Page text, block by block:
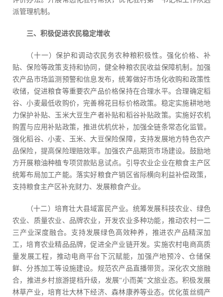
派管理机制。
三、积极促进农民稳定增收
（十一）保护和调动农民务农种粮积极性。强化价格、补
贴、保险等政策支持和协同，健全种粮农民收益保障机制。加强
农产品市场监测预警和信息发布，统筹做好市场化收购和政策性
收储，促进粮食等重要农产品价格保持在合理水平。合理确定稻
谷、小麦最低收购价，完善棉花目标价格政策。稳定实施耕地地
力保护补贴、玉米大豆生产者补贴和稻谷补贴政策。实施好农机
购置与应用补贴政策，推进优机优补，加强全链条常态化监管。
强化稻谷、小麦、玉米、大豆保险保障，支持发展地方特色农产
品保险，提高保险理赔效率。加强农产品期货市场建设。鼓励地
方开展粮油种植专项贷款贴息试点。引导农业企业在粮食主产区
统筹布局加工产能。落实好粮食产销区省际横向利益补偿政策，
支持粮食主产区补充财力、发展粮食产业。
（十二）培育壮大县域富民产业。统筹发展科技农业、绿色
农业、质量农业、品牌农业，开发农业多种功能，推动农村一二
三产业深度融合。支持发展绿色高效种养，推进农产品精深加
工，培育农业精品品牌，促进全产业链开发。实施农村电商高质
量发展工程，推动电商平台下沉赋能，加强产地预冷、仓储保
鲜、分拣加工等设施建设。规范农产品直播带货。深化农文旅融
合，推进乡村旅游提档升级，发展“小而美”文旅业态。积极发展
林草产业，培育壮大林下经济、森林康养等业态。优化茧丝绸产